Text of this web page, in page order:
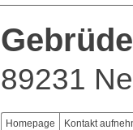
89231
Homepage Kontakt